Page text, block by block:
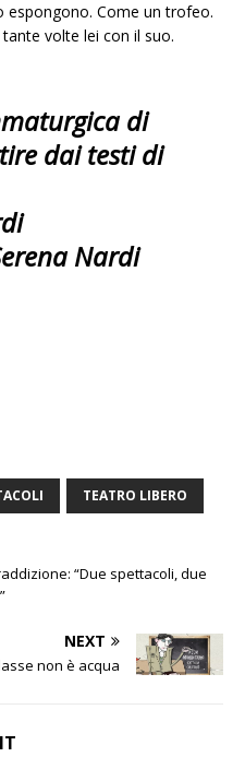
espongono. Come un trofeo.
volte lei con il suo.
di
dai testi di
Nardi
TEATRO LIBERO
“Due spettacoli, due
NEXT
non è acqua